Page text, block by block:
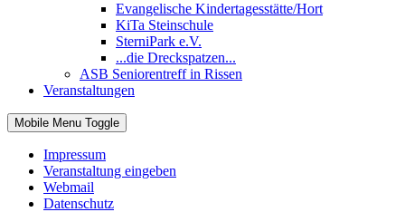
Evangelische Kindertagesstätte/Hort
KiTa Steinschule
SterniPark e.V.
...die Dreckspatzen...
ASB Seniorentreff in Rissen
Veranstaltungen
Mobile Menu Toggle
Impressum
Veranstaltung eingeben
Webmail
Datenschutz